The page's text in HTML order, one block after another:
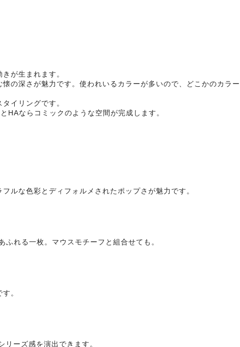
が生まれます。
の深さが魅力です。使われいるカラーが多いので、どこかのカラー
イリングです。
HAならコミックのような空間が完成します。
ルな色彩とディフォルメされたポップさが魅力です。
れる一枚。マウスモチーフと組合せても。
。
ーズ感を演出できます。